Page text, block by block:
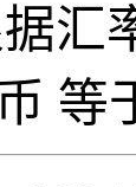
汇
等